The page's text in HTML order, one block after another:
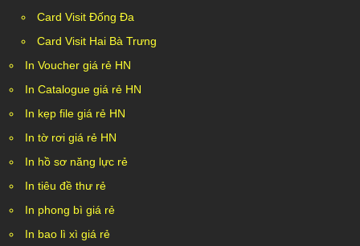
Card Visit Đống Đa
Card Visit Hai Bà Trưng
In Voucher giá rẻ HN
In Catalogue giá rẻ HN
In kẹp file giá rẻ HN
In tờ rơi giá rẻ HN
In hồ sơ năng lực rẻ
In tiêu đề thư rẻ
In phong bì giá rẻ
In bao lì xì giá rẻ